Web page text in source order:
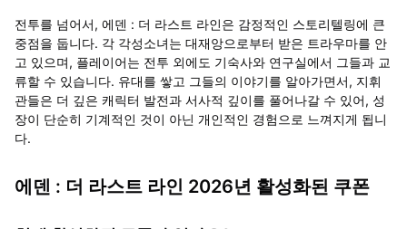
전투를 넘어서, 에덴 : 더 라스트 라인은 감정적인 스토리텔링에 큰
중점을 둡니다. 각 각성소녀는 대재앙으로부터 받은 트라우마를 안
고 있으며, 플레이어는 전투 외에도 기숙사와 연구실에서 그들과 교
류할 수 있습니다. 유대를 쌓고 그들의 이야기를 알아가면서, 지휘
관들은 더 깊은 캐릭터 발전과 서사적 깊이를 풀어나갈 수 있어, 성
장이 단순히 기계적인 것이 아닌 개인적인 경험으로 느껴지게 됩니
다.
에덴 : 더 라스트 라인 2026년 활성화된 쿠폰